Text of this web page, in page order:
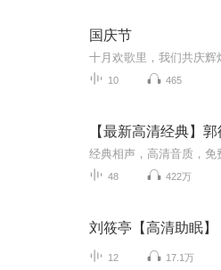
国庆节
10 465
48 422万
刘筱亭【高清助眠】
12 17.1万